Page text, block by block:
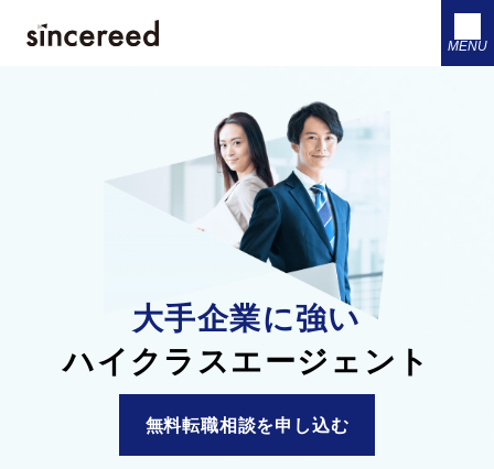
MENU
大手企業に強い
ハイクラスエージェント
無料転職相談を申し込む